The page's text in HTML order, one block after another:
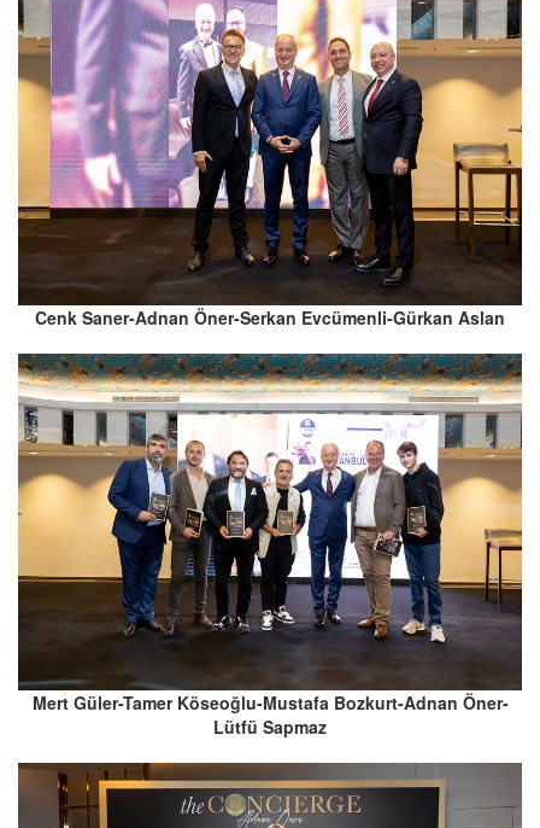
Cenk Saner-Adnan Öner-Serkan Evcümenli-Gürkan Aslan
Mert Güler-Tamer Köseoğlu-Mustafa Bozkurt-Adnan Öner-
Lütfü Sapmaz